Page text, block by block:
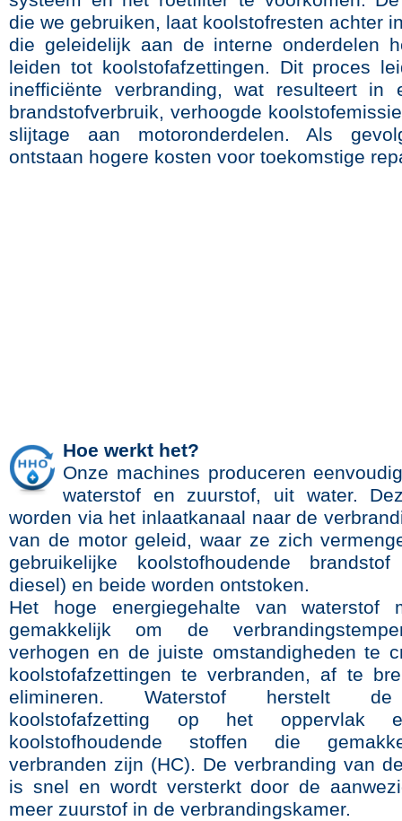
die we gebruiken, laat koolstofresten achter
die geleidelijk aan de interne onderdelen
leiden tot koolstofafzettingen. Dit proces
inefficiënte verbranding, wat resulteert in
brandstofverbruik, verhoogde
slijtage aan motoronderdelen. Als
ontstaan hogere kosten voor toekomstige
Hoe werkt het?
Onze machines produceren
waterstof en zuurstof, uit water.
worden via het inlaatkanaal naar de
van de motor geleid, waar ze zich
gebruikelijke koolstofhoudende
diesel) en beide worden ontstoken.
Het hoge energiegehalte van waterstof
gemakkelijk om de
verhogen en de juiste omstandigheden te
koolstofafzettingen te verbranden, af te
elimineren. Waterstof herstelt
koolstofafzetting op het oppervlak
koolstofhoudende stoffen die
verbranden zijn (HC). De verbranding van
is snel en wordt versterkt door de
meer zuurstof in de verbrandingskamer.